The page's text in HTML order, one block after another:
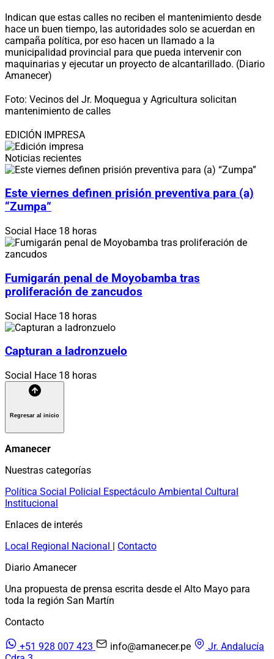
Indican que estas calles no reciben el mantenimiento desde
hace un buen tiempo, las autoridades solo se acuerdan en
campaña política, por eso hacen un llamado a la
municipalidad provincial para que pueda intervenir con
maquinarias y ejecutar un proyecto de alcantarillado. (Diario
Amanecer)
Foto: Vecinos del Jr. Moquegua y Agricultura solicitan
mantenimiento de calles
EDICIÓN IMPRESA
Noticias recientes
Este viernes definen prisión preventiva para (a)
“Zumpa”
Social Hace 18 horas
Fumigarán penal de Moyobamba tras
proliferación de zancudos
Social Hace 18 horas
Capturan a ladronzuelo
Social Hace 18 horas
Regresar al inicio
Amanecer
Nuestras categorías
Política Social Policial Espectáculo Ambiental Cultural
Institucional
Enlaces de interés
Local Regional Nacional | Contacto
Diario Amanecer
Una propuesta de prensa escrita desde el Alto Mayo para
toda la región San Martín
Contacto
+51 928 007 423 info@amanecer.pe
Jr. Andalucía